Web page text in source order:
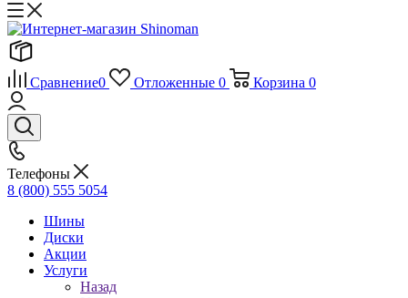
Сравнение0 Отложенные 0 Корзина 0
Телефоны
8 (800) 555 5054
Шины
Диски
Акции
Услуги
Назад